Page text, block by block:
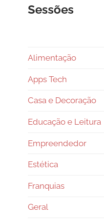
Sessões
Alimentação
Apps Tech
Casa e Decoração
Educação e Leitura
Empreendedor
Estética
Franquias
Geral